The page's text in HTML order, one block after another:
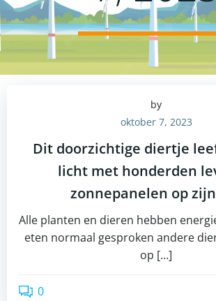
by
oktober 7, 2023
Dit doorzichtige diertje
licht met honderden
zonnepanelen op
Alle planten en dieren hebben
eten normaal gesproken andere
op […]
0